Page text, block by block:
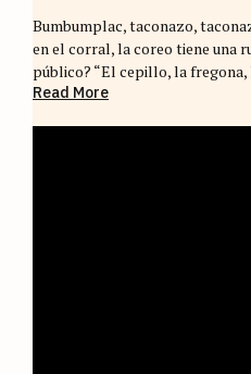
Bumbumplac, taconazo,
en el corral, la coreo tiene una
público? “El cepillo, la fregona,
Read More